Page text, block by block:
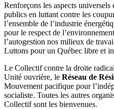
Renforçons les aspects universels
publics en luttant contre les
l’ensemble de l’industrie
pour le respect de
l’autogestion nos milieux de
Luttons pour un Québec libre et
Le Collectif contre la droite
Unité ouvrière, le Réseau de
Mouvement pacifique pour
socialiste. Toutes les autres
Collectif sont les bienvenues.